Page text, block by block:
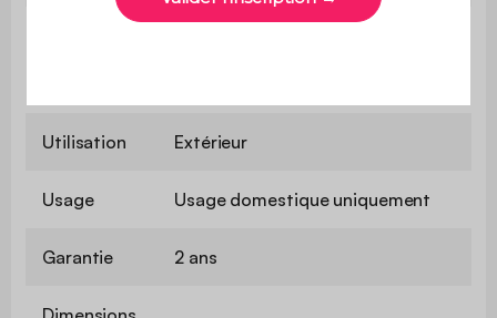
Utilisation Extérieur
Usage Usage domestique uniquement
Garantie 2 ans